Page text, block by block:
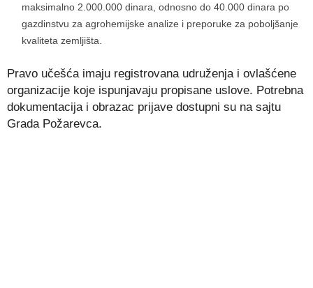
maksimalno 2.000.000 dinara, odnosno do 40.000 dinara po
gazdinstvu za agrohemijske analize i preporuke za poboljšanje
kvaliteta zemljišta.
Pravo učešća imaju registrovana udruženja i ovlašćene
organizacije koje ispunjavaju propisane uslove. Potrebna
dokumentacija i obrazac prijave dostupni su na sajtu
Grada Požarevca.